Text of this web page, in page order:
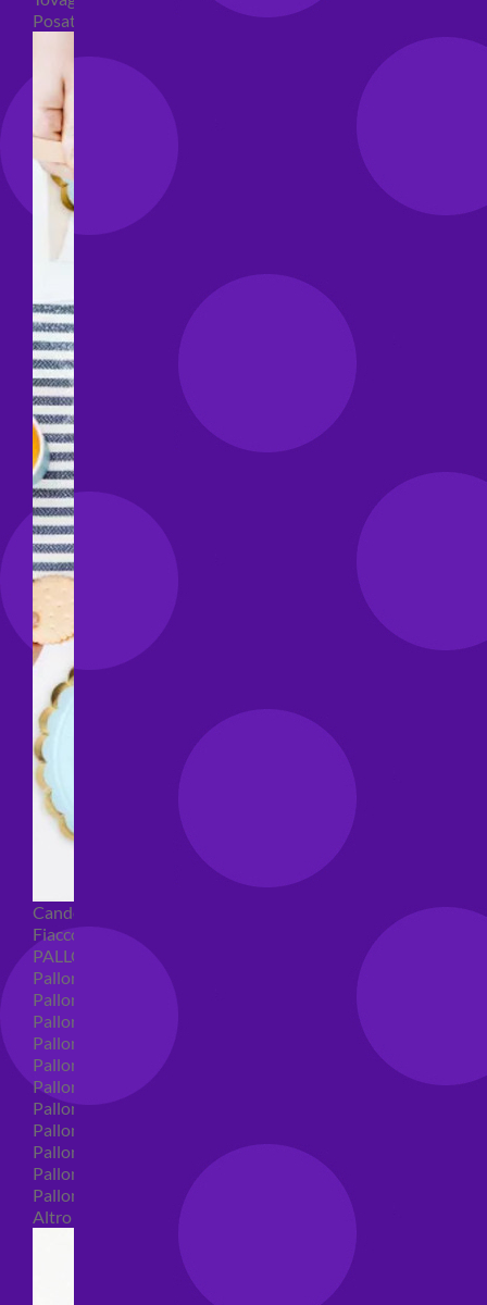
Posate per feste
Candeline compleanno
Fiaccole
PALLONCINI
Palloncini in lattice
Palloncini in lattice monocolore
Palloncini in lattice monocolore dimensione 5"
Palloncini in lattice monocolore dimensione 10"
Palloncini in lattice monocolore dimensione 12"
Palloncini in lattice monocolore dimensione 16"
Palloncini in lattice decorati
Palloncini in lattice decorati dimensione 5"
Palloncini in lattice decorati dimensione 10"
Palloncini in lattice decorati dimensione 12"
Palloncini in lattice decorati dimensione 16"
Altro